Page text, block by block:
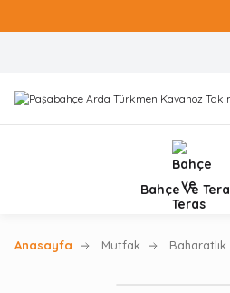
Bahçe ve
Anasayfa Mutfak Baharatlık